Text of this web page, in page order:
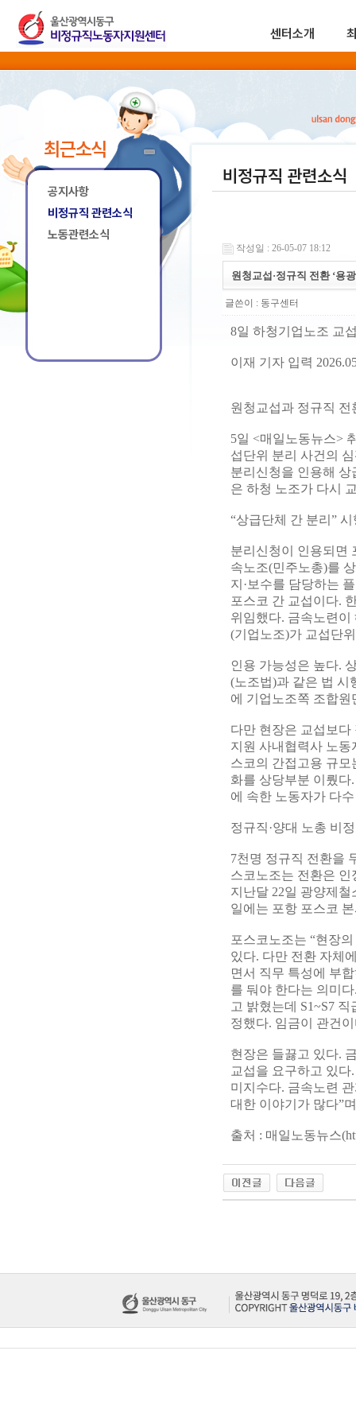
센터소개
최근소식
공지사항
비정규직 관련소식
노동관련소식
비정규직 관련소식
작성일 : 26-05-07 18:12
원청교섭·정규직 전환 ‘용
글쓴이 : 동구센터
8일 하청기업노조 교
이재 기자 입력
원청교섭과 정규직
5일 <매일노동뉴스>
섭단위 분리 사건의
분리신청을 인용해
은 하청 노조가 다시
“상급단체 간 분리”
분리신청이 인용되면
속노조(민주노총)를
지·보수를 담당하는
포스코 간 교섭이다.
위임했다. 금속노련
(기업노조)가 교섭단
인용 가능성은 높다.
(노조법)과 같은 법 시
에 기업노조쪽 조합
다만 현장은 교섭보
지원 사내협력사 노
스코의 간접고용 규
화를 상당부분 이뤘
에 속한 노동자가 다
정규직·양대 노총 비
7천명 정규직 전환을
스코노조는 전환은
지난달 22일 광양제
일에는 포항 포스코
포스코노조는 “현장
있다. 다만 전환 자체
면서 직무 특성에 부
를 둬야 한다는 의미
고 밝혔는데 S1~S7
정했다. 임금이 관건
현장은 들끓고 있다.
교섭을 요구하고 있
미지수다. 금속노련
대한 이야기가 많다”
출처 : 매일노동뉴스(